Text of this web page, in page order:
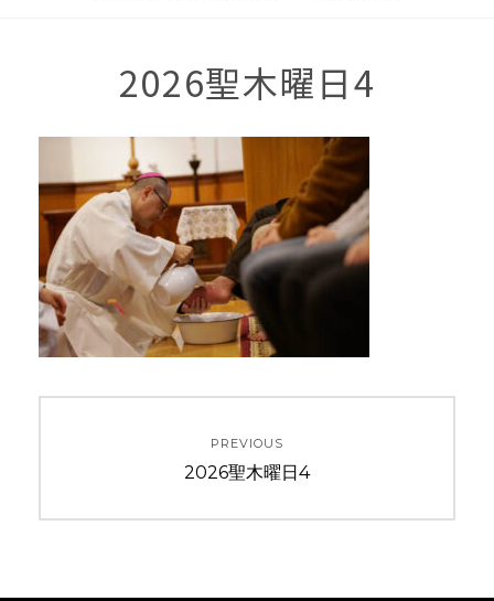
2026聖木曜日4
ナ
PREVIOUS
Previous
2026聖木曜日4